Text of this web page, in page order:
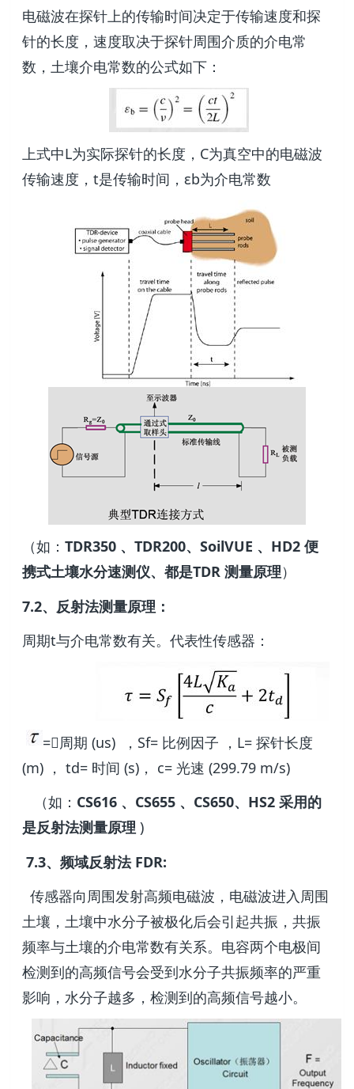
电磁波在探针上的传输时间决定于传输速度和探
针的长度，速度取决于探针周围介质的介电常
数，土壤介电常数的公式如下：
上式中L为实际探针的长度，C为真空中的电磁波
传输速度，t是传输时间，εb为介电常数
（如：TDR350 、TDR200、SoilVUE 、HD2 便
携式土壤水分速测仪、都是TDR 测量原理）
7.2、反射法测量原理：
周期t与介电常数有关。代表性传感器：
=周期 (us) ，Sf= 比例因子 ，L= 探针长度
(m) ， td= 时间 (s)， c= 光速 (299.79 m/s)
（如： CS616 、CS655 、CS650、HS2 采用的
是反射法测量原理 )
7.3、频域反射法 FDR:
传感器向周围发射高频电磁波，电磁波进入周围
土壤，土壤中水分子被极化后会引起共振，共振
频率与土壤的介电常数有关系。电容两个电极间
检测到的高频信号会受到水分子共振频率的严重
影响，水分子越多，检测到的高频信号越小。